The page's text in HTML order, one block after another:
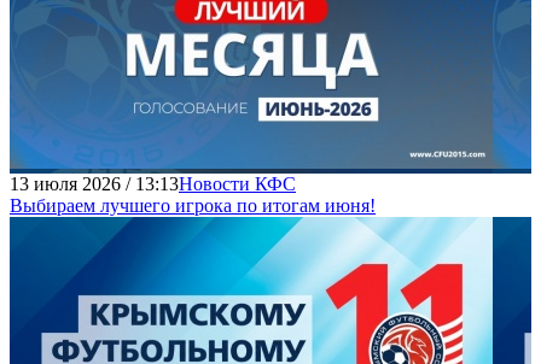
13 июля 2026 / 13:13Новости КФС
Выбираем лучшего игрока по итогам июня!